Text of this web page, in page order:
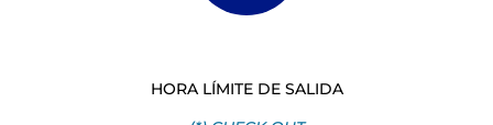
HORA LÍMITE DE SALIDA